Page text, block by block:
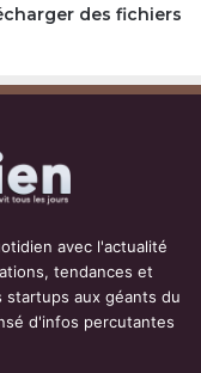
des fichiers
avec l'actualité
tendances et
startups aux géants du
d'infos percutantes